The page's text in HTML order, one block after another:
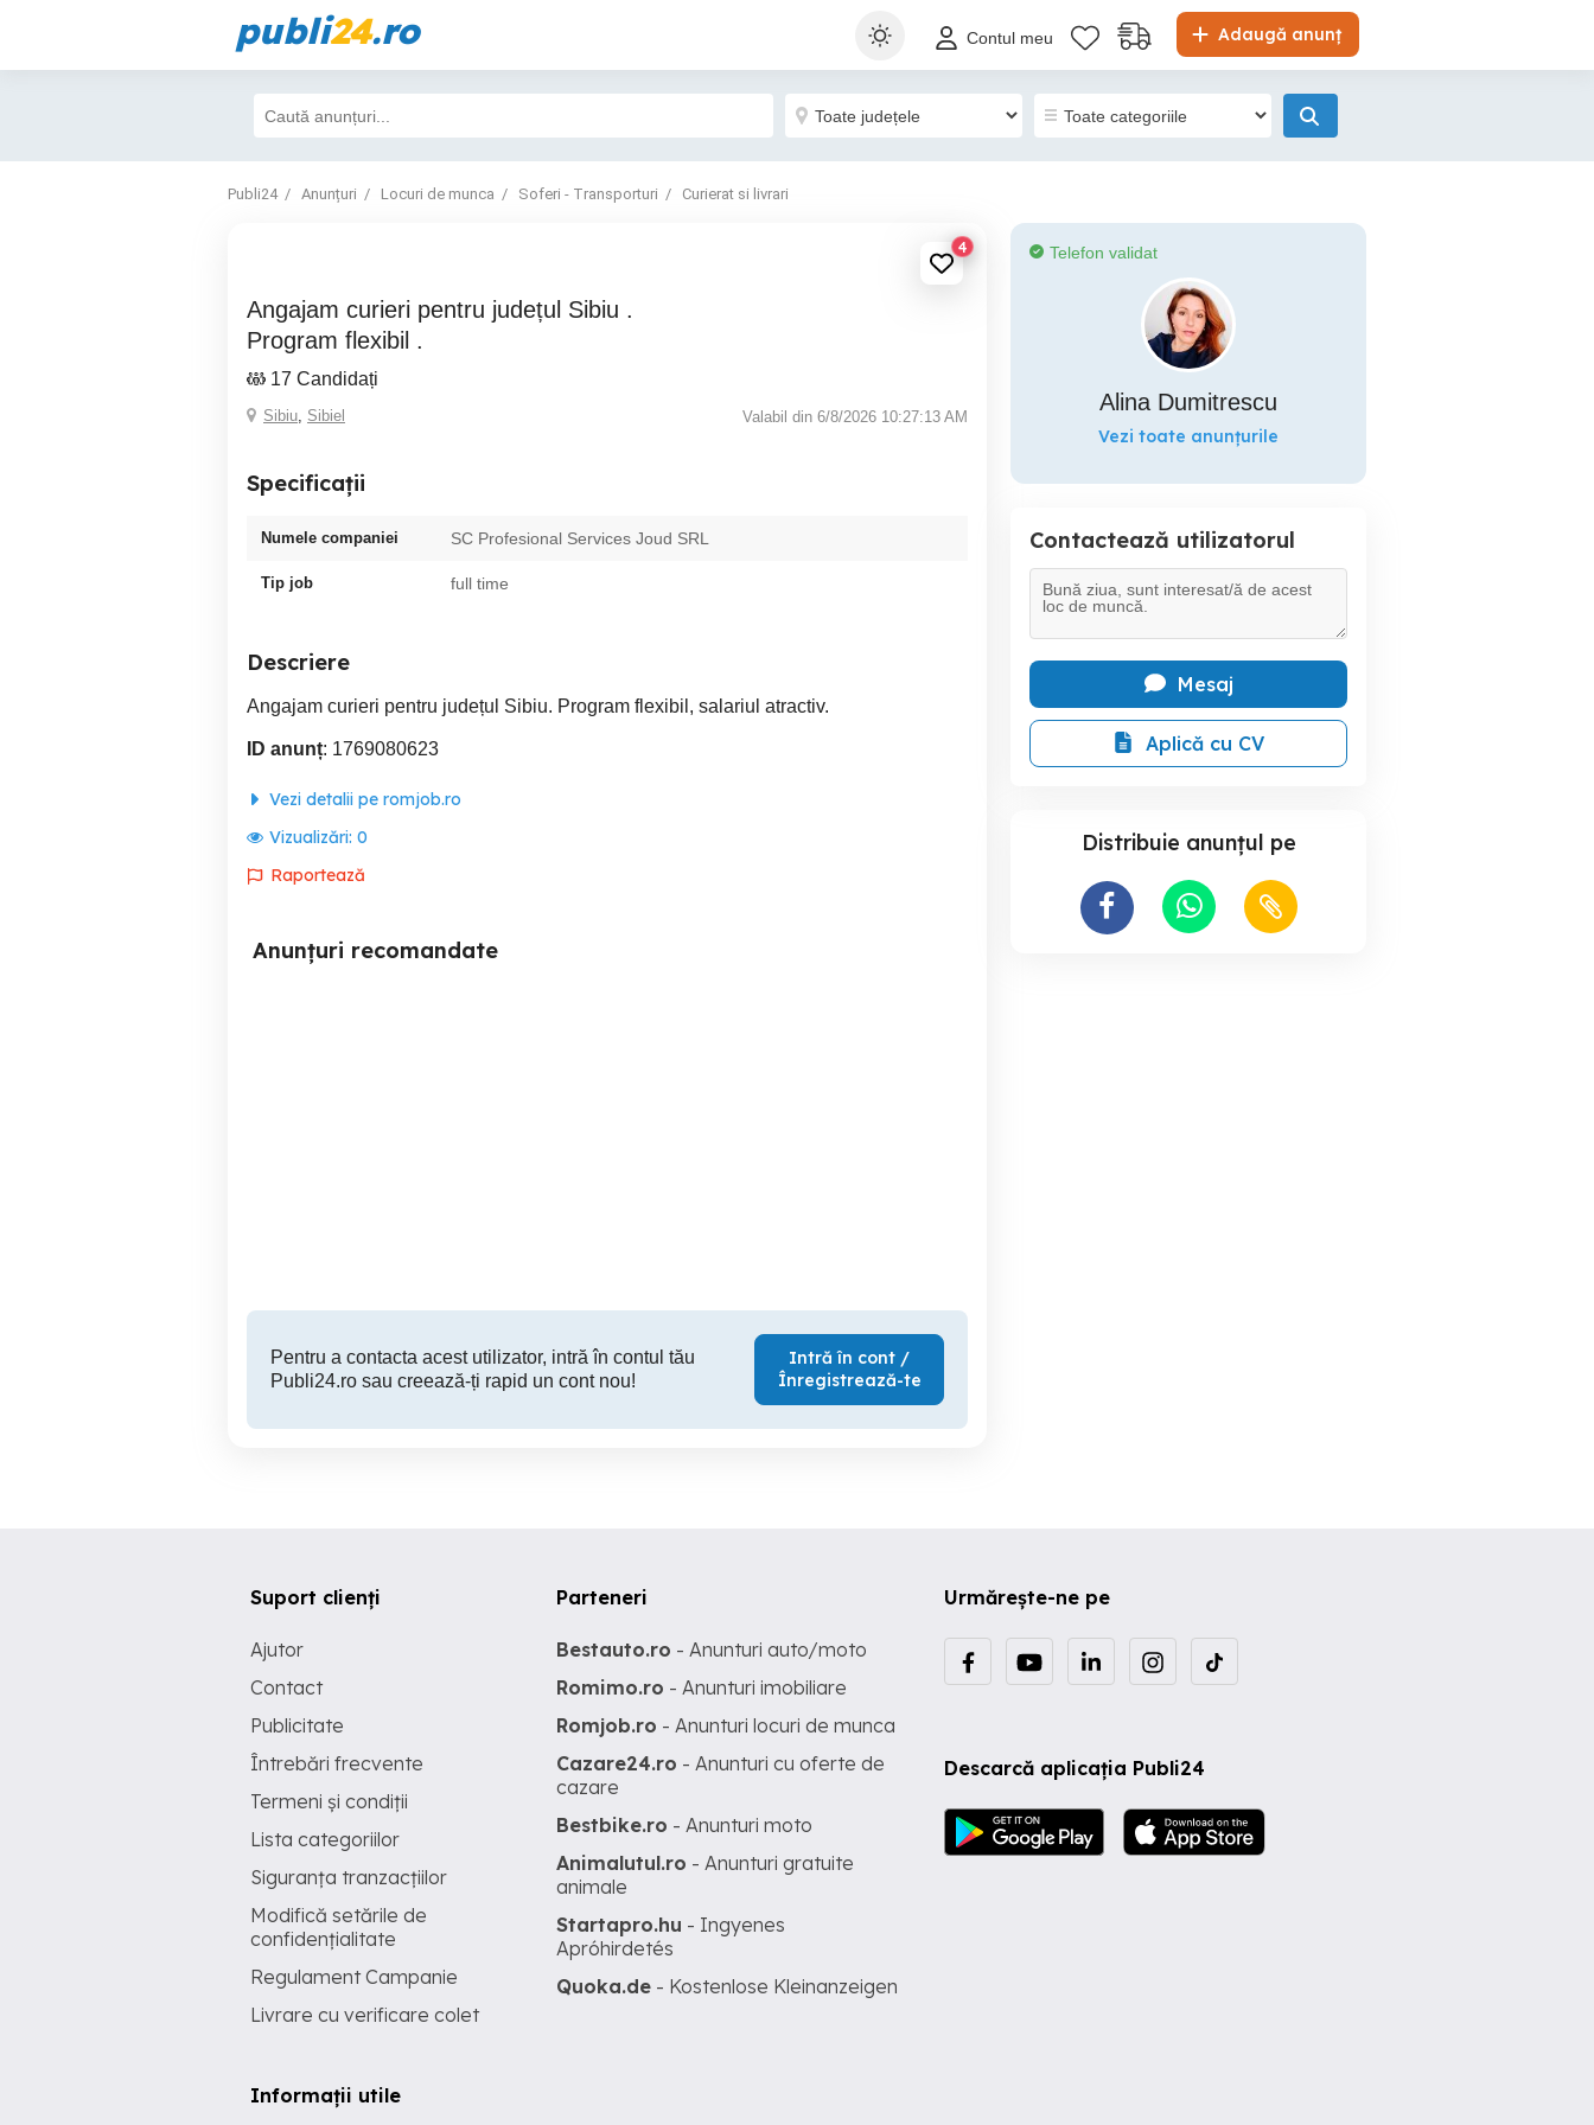
publi24.ro Adaugă anunț
Contul meu
Publi24 Anunțuri Locuri de munca Soferi - Transporturi Curierat si livrari
4
Angajam curieri pentru județul Sibiu .
Program flexibil .
17 Candidați
Sibiu, Sibiel Valabil din 6/8/2026 10:27:13 AM
Specificații
Numele companiei SC Profesional Services Joud SRL
Tip job full time
Descriere
Angajam curieri pentru județul Sibiu. Program flexibil, salariul atractiv.
ID anunț: 1769080623
Vezi detalii pe romjob.ro
Vizualizări: 0
Raportează
Anunțuri recomandate
Pentru a contacta acest utilizator, intră în contul tău
Publi24.ro sau creează-ți rapid un cont nou!
Intră în cont /
Înregistrează-te
Telefon validat
Alina Dumitrescu
Vezi toate anunțurile
Contactează utilizatorul
Mesaj
Aplică cu CV
Distribuie anunțul pe
Urmărește-ne pe
Descarcă aplicația Publi24
Suport clienți
Ajutor
Contact
Publicitate
Întrebări frecvente
Termeni și condiții
Lista categoriilor
Siguranța tranzacțiilor
Modifică setările de
confidențialitate
Regulament Campanie
Livrare cu verificare colet
Informații utile
Parteneri
Bestauto.ro - Anunturi auto/moto
Romimo.ro - Anunturi imobiliare
Romjob.ro - Anunturi locuri de munca
Cazare24.ro - Anunturi cu oferte de
cazare
Bestbike.ro - Anunturi moto
Animalutul.ro - Anunturi gratuite
animale
Startapro.hu - Ingyenes
Apróhirdetés
Quoka.de - Kostenlose Kleinanzeigen